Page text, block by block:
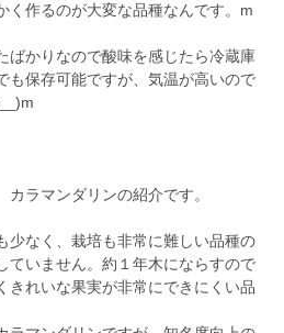
作るのが大変な品種なんです。m
かりなので酸味を感じたら冷蔵庫
も保存可能ですが、気温が高いので
ラマンダリンの紹介です。
なく、栽培も非常に難しい品種の
ていません。約１年木にならすので
きれいな果実が非常にできにくい品